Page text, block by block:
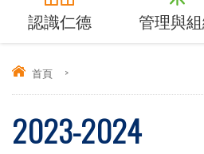
認識仁德 管理與
首頁 >
2023-2024